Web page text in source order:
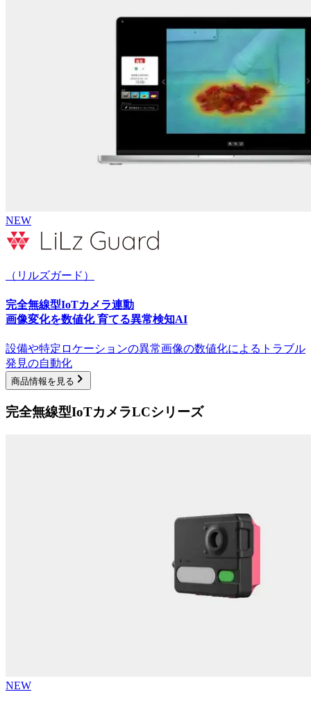
NEW
（リルズガード）
完全無線型IoTカメラ連動
画像変化を数値化 育てる異常検知AI
設備や特定ロケーションの異常画像の数値化によるトラブル
発見の自動化
商品情報を見る
完全無線型IoTカメラLCシリーズ
NEW